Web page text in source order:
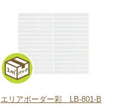
エリアボーダー彩 LB-801-B